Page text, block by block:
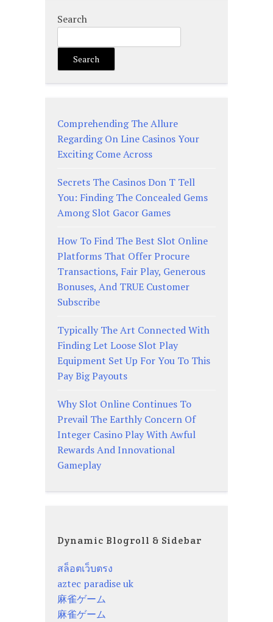
Search
Search
Comprehending The Allure
Regarding On Line Casinos Your
Exciting Come Across
Secrets The Casinos Don T Tell
You: Finding The Concealed Gems
Among Slot Gacor Games
How To Find The Best Slot Online
Platforms That Offer Procure
Transactions, Fair Play, Generous
Bonuses, And TRUE Customer
Subscribe
Typically The Art Connected With
Finding Let Loose Slot Play
Equipment Set Up For You To This
Pay Big Payouts
Why Slot Online Continues To
Prevail The Earthly Concern Of
Integer Casino Play With Awful
Rewards And Innovational
Gameplay
Dynamic Blogroll & Sidebar
สล็อตเว็บตรง
aztec paradise uk
麻雀ゲーム
麻雀ゲーム